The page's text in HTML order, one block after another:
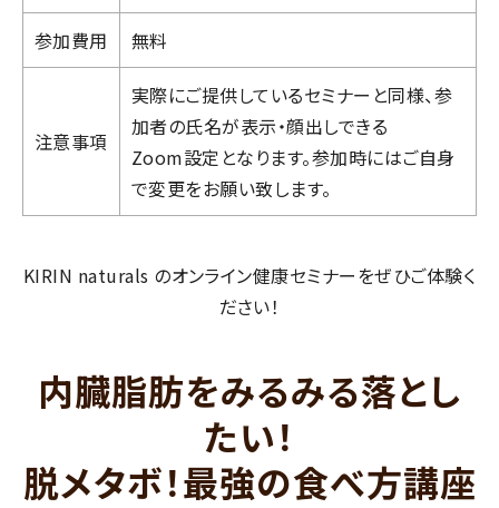
参加費用 無料
注意事項
実際にご提供しているセミナーと同様、参
加者の氏名が表示・顔出しできる
Zoom設定となります。参加時にはご自身
で変更をお願い致します。
KIRIN naturals のオンライン健康セミナーをぜひご体験く
ださい！
内臓脂肪をみるみる落とし
たい！
脱メタボ！最強の食べ方講座